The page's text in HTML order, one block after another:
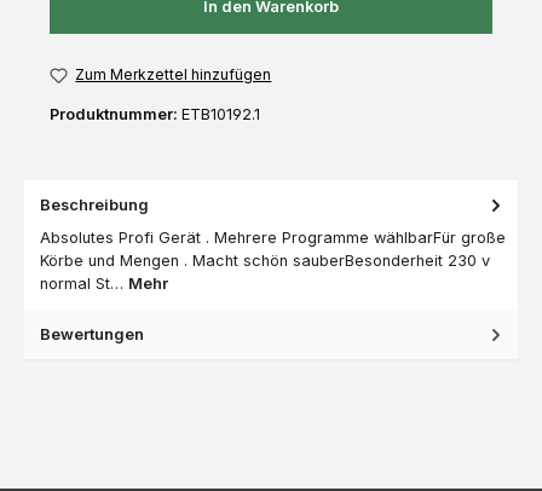
In den Warenkorb
Zum Merkzettel hinzufügen
Produktnummer: ETB10192.1
Beschreibung
Absolutes Profi Gerät . Mehrere Programme wählbarFür große
Körbe und Mengen . Macht schön sauberBesonderheit 230 v
normal St… Mehr
Bewertungen